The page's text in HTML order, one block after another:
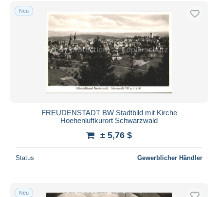
Kostenloser Versand
Zahlungsmethoden
PayPal
Banküberweisung
Visa
Mastercard
Bancontact
Maestro
Gesamte Auswahl aufheben
Wohnsitz des Verkäufers
Neu
FREUDENSTADT BW Stadtbild mit Kirche
Hoehenluftkurort Schwarzwald
± 5,76 $
Status Gewerblicher Händler
Neu